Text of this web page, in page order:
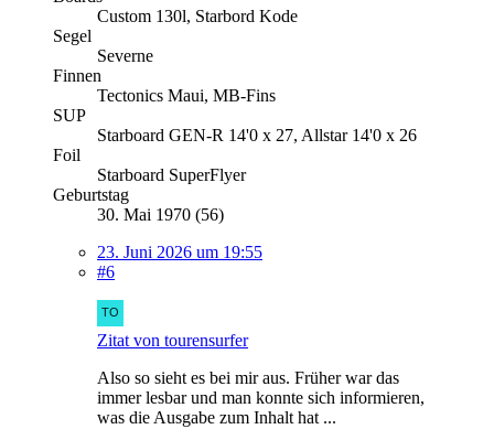
Custom 130l, Starbord Kode
Segel
Severne
Finnen
Tectonics Maui, MB-Fins
SUP
Starboard GEN-R 14'0 x 27, Allstar 14'0 x 26
Foil
Starboard SuperFlyer
Geburtstag
30. Mai 1970 (56)
23. Juni 2026 um 19:55
#6
Zitat von tourensurfer
Also so sieht es bei mir aus. Früher war das
immer lesbar und man konnte sich informieren,
was die Ausgabe zum Inhalt hat ...